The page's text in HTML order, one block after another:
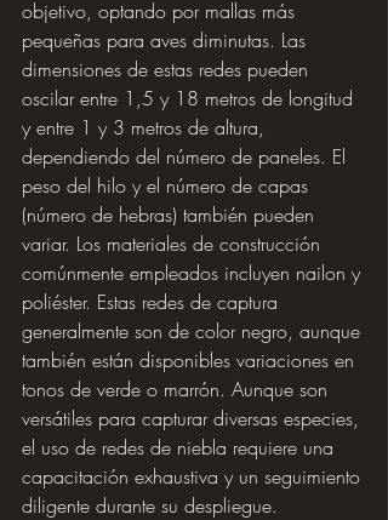
objetivo, optando por mallas más
pequeñas para aves diminutas. Las
dimensiones de estas redes pueden
oscilar entre 1,5 y 18 metros de longitud
y entre 1 y 3 metros de altura,
dependiendo del número de paneles. El
peso del hilo y el número de capas
(número de hebras) también pueden
variar. Los materiales de construcción
comúnmente empleados incluyen nailon y
poliéster. Estas redes de captura
generalmente son de color negro, aunque
también están disponibles variaciones en
tonos de verde o marrón. Aunque son
versátiles para capturar diversas especies,
el uso de redes de niebla requiere una
capacitación exhaustiva y un seguimiento
diligente durante su despliegue.